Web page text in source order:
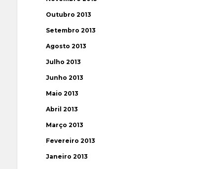
Outubro 2013
Setembro 2013
Agosto 2013
Julho 2013
Junho 2013
Maio 2013
Abril 2013
Março 2013
Fevereiro 2013
Janeiro 2013